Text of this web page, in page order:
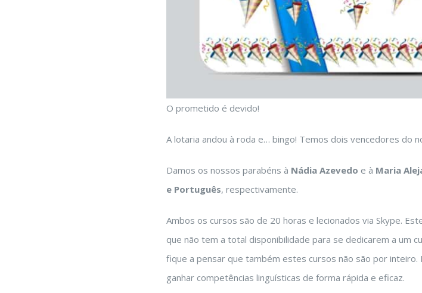
O prometido é devido!
A lotaria andou à roda e… bingo! Temos dois vencedores do
Damos os nossos parabéns à Nádia Azevedo e à Maria
e Português, respectivamente.
Ambos os cursos são de 20 horas e lecionados via Skype.
que não tem a total disponibilidade para se dedicarem a um
fique a pensar que também estes cursos não são por inteiro.
ganhar competências linguísticas de forma rápida e eficaz.